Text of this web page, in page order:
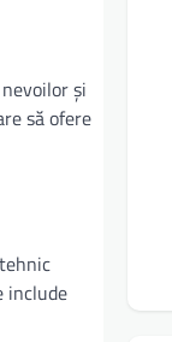
și
să ofere
include